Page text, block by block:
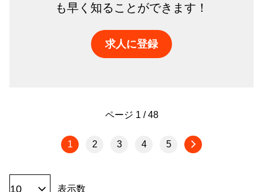
も早く知ることができます！
求人に登録
ページ 1 / 48
1 2 3 4 5
表示数